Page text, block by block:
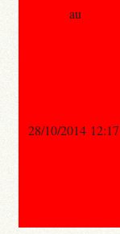
au
28/10/2014 12:17